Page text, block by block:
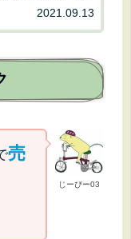
に踊らされてはいけな
2021.09.13
じーぴー03
売